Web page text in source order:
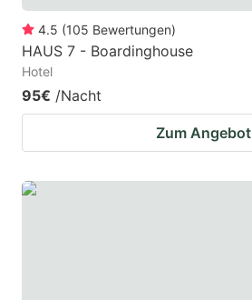
4.5 (105 Bewertungen)
HAUS 7 - Boardinghouse
Hotel
95€ /Nacht
Zum Angebot